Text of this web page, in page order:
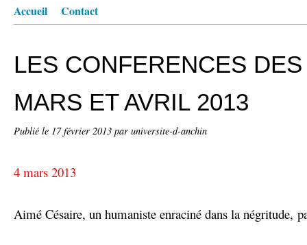
Accueil Contact
LES CONFERENCES
MARS ET AVRIL 2013
Publié le 17 février 2013 par universite-d-anchin
4 mars 2013
Aimé Césaire, un humaniste enraciné dans la négritude,